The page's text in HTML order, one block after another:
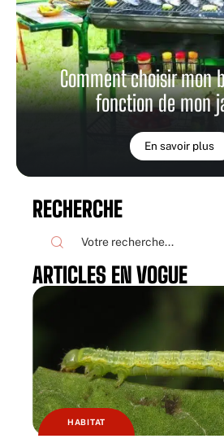
Comment choisir mon
fonction de mon
En savoir plus
RECHERCHE
ARTICLES EN VOGUE
HABITAT